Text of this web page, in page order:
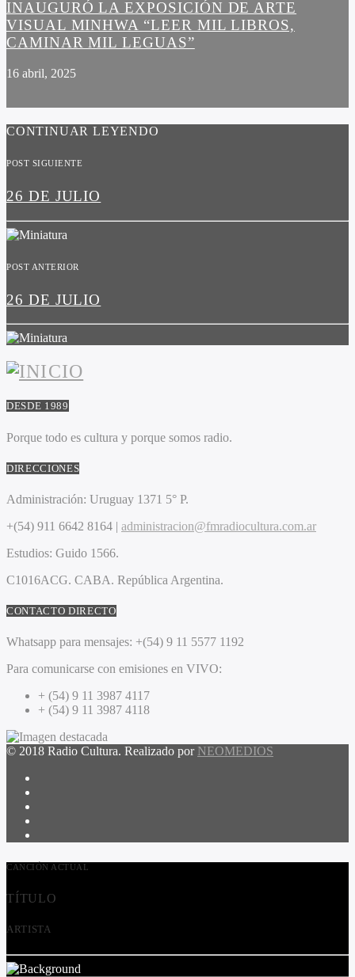
INAUGURÓ LA EXPOSICIÓN DE ARTE
VISUAL MINHWA “LEER MIL LIBROS,
CAMINAR MIL LEGUAS”
16 abril, 2025
CONTINUAR LEYENDO
POST SIGUIENTE
26 DE JULIO
POST ANTERIOR
26 DE JULIO
DESDE 1989
Porque todo es cultura y porque somos radio.
DIRECCIONES
Administración: Uruguay 1371 5° P.
+(54) 911 6642 8164 | administracion@fmradiocultura.com.ar
Estudios: Guido 1566.
C1016ACG. CABA. República Argentina.
CONTACTO DIRECTO
Whatsapp para mensajes: +(54) 9 11 5577 1192
Para comunicarse con emisiones en VIVO:
+ (54) 9 11 3987 4117
+ (54) 9 11 3987 4118
© 2018 Radio Cultura. Realizado por NEOMEDIOS
CANCIÓN ACTUAL
TÍTULO
ARTISTA